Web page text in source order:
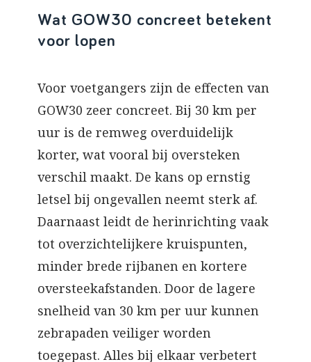
Wat GOW30 concreet betekent
voor lopen
Voor voetgangers zijn de effecten van
GOW30 zeer concreet. Bij 30 km per
uur is de remweg overduidelijk
korter, wat vooral bij oversteken
verschil maakt. De kans op ernstig
letsel bij ongevallen neemt sterk af.
Daarnaast leidt de herinrichting vaak
tot overzichtelijkere kruispunten,
minder brede rijbanen en kortere
oversteekafstanden. Door de lagere
snelheid van 30 km per uur kunnen
zebrapaden veiliger worden
toegepast. Alles bij elkaar verbetert